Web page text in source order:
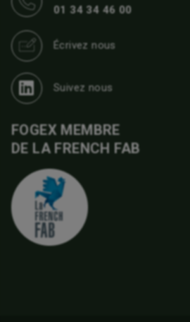
01 34 34 46 00
Écrivez nous
Suivez nous
FOGEX MEMBRE
DE LA FRENCH FAB